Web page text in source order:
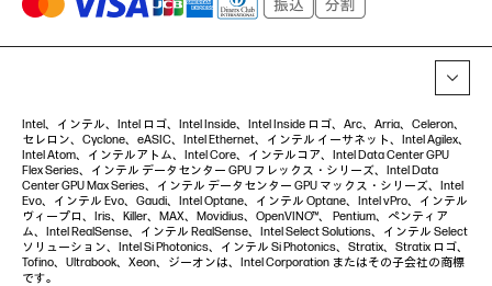
Intel、インテル、Intel ロゴ、Intel Inside、Intel Inside ロゴ、Arc、Arria、Celeron、
セレロン、Cyclone、eASIC、Intel Ethernet、インテル イーサネット、Intel Agilex、
Intel Atom、インテルアトム、Intel Core、インテルコア、Intel Data Center GPU
Flex Series、インテル データセンター GPU フレックス・シリーズ、Intel Data
Center GPU Max Series、インテル データセンター GPU マックス・シリーズ、Intel
Evo、インテル Evo、Gaudi、Intel Optane、インテル Optane、Intel vPro、インテル
ヴィープロ、Iris、Killer、MAX、Movidius、OpenVINO™、 Pentium、ペンティア
ム、Intel RealSense、インテル RealSense、Intel Select Solutions、インテル Select
ソリューション、Intel Si Photonics、インテル Si Photonics、Stratix、Stratix ロゴ、
Tofino、Ultrabook、Xeon、ジーオンは、Intel Corporation またはその子会社の商標
です。